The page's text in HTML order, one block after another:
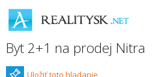
Byt 2+1 na prodej Nitra
Uložiť toto hladanie